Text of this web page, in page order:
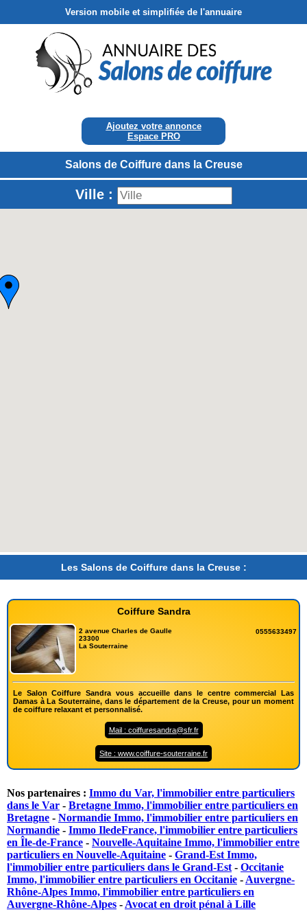
Version mobile et simplifiée de l'annuaire
Ajoutez votre annonce
Espace PRO
Salons de Coiffure dans la Creuse
Ville :
Les Salons de Coiffure dans la Creuse :
Coiffure Sandra
2 avenue Charles de Gaulle
23300
La Souterraine
0555633497
Le Salon Coiffure Sandra vous accueille dans le centre commercial Las
Damas à La Souterraine, dans le département de la Creuse, pour un moment
de coiffure relaxant et personnalisé.
Mail : coiffuresandra@sfr.fr
Site : www.coiffure-souterraine.fr
Nos partenaires : Immo du Var, l'immobilier entre particuliers
dans le Var - Bretagne Immo, l'immobilier entre particuliers en
Bretagne - Normandie Immo, l'immobilier entre particuliers en
Normandie - Immo IledeFrance, l'immobilier entre particuliers
en Île-de-France - Nouvelle-Aquitaine Immo, l'immobilier entre
particuliers en Nouvelle-Aquitaine - Grand-Est Immo,
l'immobilier entre particuliers dans le Grand-Est - Occitanie
Immo, l'immobilier entre particuliers en Occitanie - Auvergne-
Rhône-Alpes Immo, l'immobilier entre particuliers en
Auvergne-Rhône-Alpes - Avocat en droit pénal à Lille